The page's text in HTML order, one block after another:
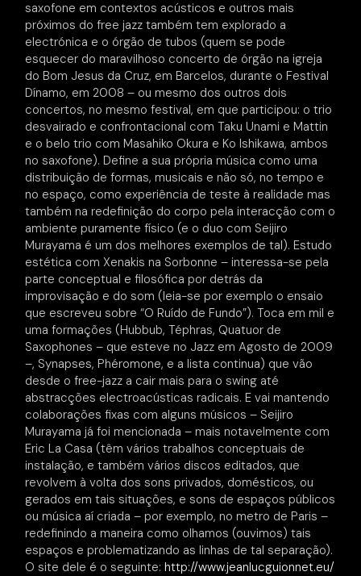
saxofone em contextos acústicos e outros mais
próximos do free jazz também tem explorado a
electrónica e o órgão de tubos (quem se pode
esquecer do maravilhoso concerto de órgão na igreja
do Bom Jesus da Cruz, em Barcelos, durante o Festival
Dínamo, em 2008 – ou mesmo dos outros dois
concertos, no mesmo festival, em que participou: o trio
desvairado e confrontacional com Taku Unami e Mattin
e o belo trio com Masahiko Okura e Ko Ishikawa, ambos
no saxofone). Define a sua própria música como uma
distribuição de formas, musicais e não só, no tempo e
no espaço, como experiência de teste à realidade mas
também na redefinição do corpo pela interacção com o
ambiente puramente físico (e o duo com Seijiro
Murayama é um dos melhores exemplos de tal). Estudo
estética com Xenakis na Sorbonne – interessa-se pela
parte conceptual e filosófica por detrás da
improvisação e do som (leia-se por exemplo o ensaio
que escreveu sobre “O Ruído de Fundo”). Toca em mil e
uma formações (Hubbub, Téphras, Quatuor de
Saxophones – que esteve no Jazz em Agosto de 2009
–, Synapses, Phéromone, e a lista continua) que vão
desde o free-jazz a cair mais para o swing até
abstracções electroacústicas radicais. E vai mantendo
colaborações fixas com alguns músicos – Seijiro
Murayama já foi mencionada – mais notavelmente com
Eric La Casa (têm vários trabalhos conceptuais de
instalação, e também vários discos editados, que
revolvem à volta dos sons privados, domésticos, ou
gerados em tais situações, e sons de espaços públicos
ou música aí criada – por exemplo, no metro de Paris –
redefinindo a maneira como olhamos (ouvimos) tais
espaços e problematizando as linhas de tal separação).
O site dele é o seguinte:http://www.jeanlucguionnet.eu/